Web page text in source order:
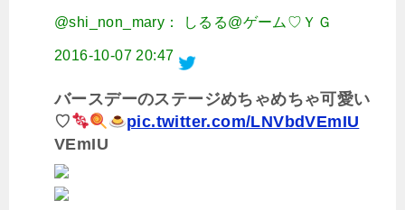
@shi_non_mary： しるる@ゲーム♡ＹＧ
2016-10-07 20:47
バースデーのステージめちゃめちゃ可愛い
♡
pic.twitter.com/LNVbdVEmIU
VEmIU